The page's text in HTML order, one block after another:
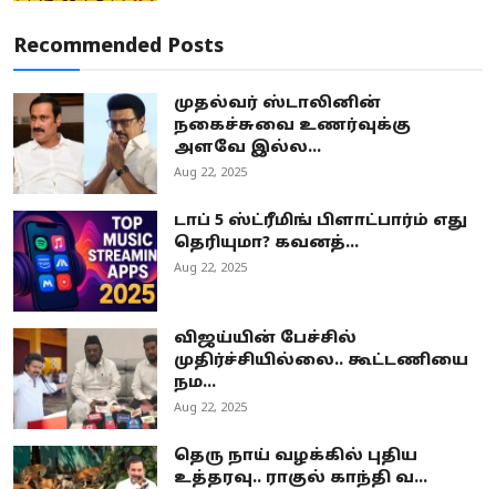
Recommended Posts
முதல்வர் ஸ்டாலினின்
நகைச்சுவை உணர்வுக்கு
அளவே இல்ல...
Aug 22, 2025
டாப் 5 ஸ்ட்ரீமிங் பிளாட்பார்ம் எது
தெரியுமா? கவனத்...
Aug 22, 2025
விஜய்யின் பேச்சில்
முதிர்ச்சியில்லை.. கூட்டணியை
நம...
Aug 22, 2025
தெரு நாய் வழக்கில் புதிய
உத்தரவு.. ராகுல் காந்தி வ...